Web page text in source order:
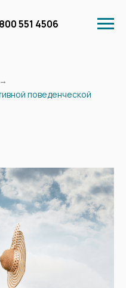
обучение Вебинары в
551 4506
→
поведенческой